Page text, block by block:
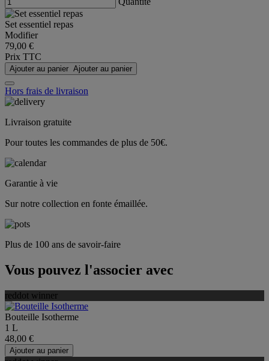
Set essentiel repas
Modifier
79,00 €
Prix TTC
Ajouter au panier Ajouter au panier
Hors frais de livraison
Livraison gratuite
Pour toutes les commandes de plus de 50€.
Garantie à vie
Sur notre collection en fonte émaillée.
Plus de 100 ans de savoir-faire
Vous pouvez l'associer avec
reddot winner
Bouteille Isotherme
1 L
48,00 €
Ajouter au panier